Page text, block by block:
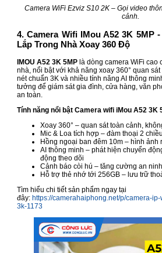
Camera WiFi Ezviz S10 2K – Gọi video
cảnh.
4. Camera Wifi IMou A52 3K 5MP
Lắp Trong Nhà Xoay 360 Độ
IMOU A52 3K 5MPlà dòng camera WiFi cao
nhà, nổi bật với khả năng xoay 360° quan
nét chuẩn 3K và nhiều tính năng AI thông
tưởng để giám sát gia đình, cửa hàng, văn
an toàn.
Tính năng nổi bật Camera wifi iMou A52 3K
Xoay 360° – quan sát toàn cảnh,
Mic & Loa tích hợp – đàm thoại 2
Hồng ngoại ban đêm 10m – hình ảnh
AI thông minh – phát hiện chuyển
động theo dõi
Cảnh báo còi hú – tăng cường an
Hỗ trợ thẻ nhớ tới 256GB – lưu trữ
Tìm hiểu chi tiết sản phẩm ngay tại
đây: https://camerahaiphong.net/p/camera-
3k-1173